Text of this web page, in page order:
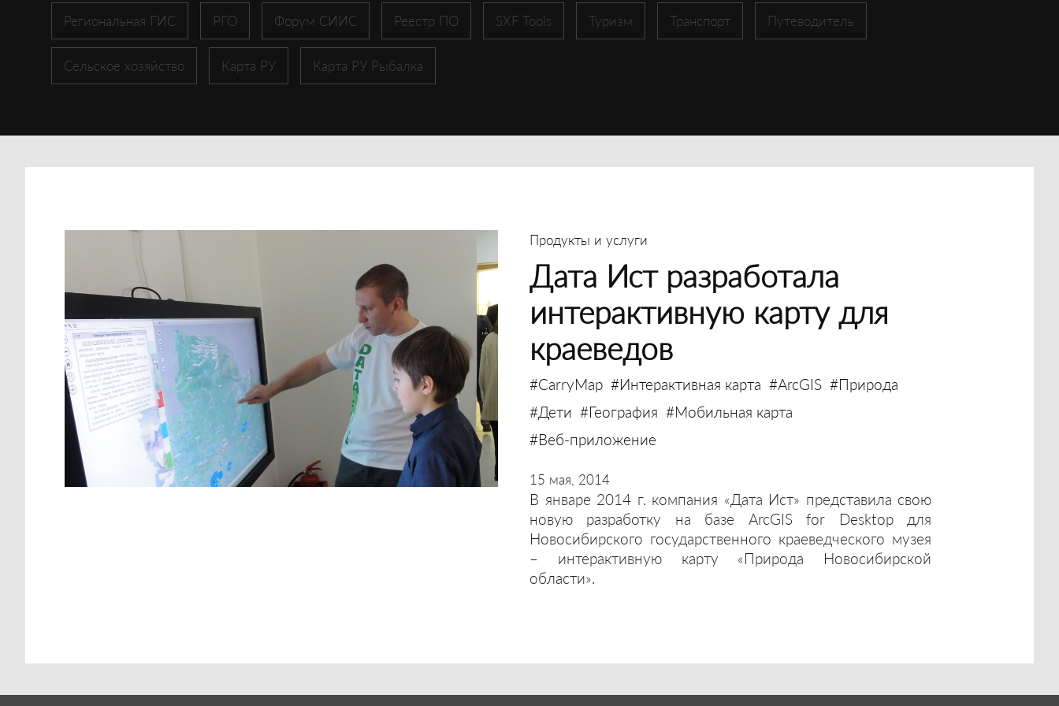
Региональная ГИС РГО Форум СИИС Реестр ПО SXF Tools Туризм Транспорт Путеводитель
Сельское хозяйство Карта РУ Карта РУ Рыбалка
Продукты и услуги
Дата Ист разработала
интерактивную карту для
краеведов
#CarryMap #Интерактивная карта #ArcGIS #Природа
#Дети #География #Мобильная карта
#Веб-приложение
15 мая, 2014
В январе 2014 г. компания «Дата Ист» представила свою
новую разработку на базе ArcGIS for Desktop для
Новосибирского государственного краеведческого музея
– интерактивную карту «Природа Новосибирской
области».